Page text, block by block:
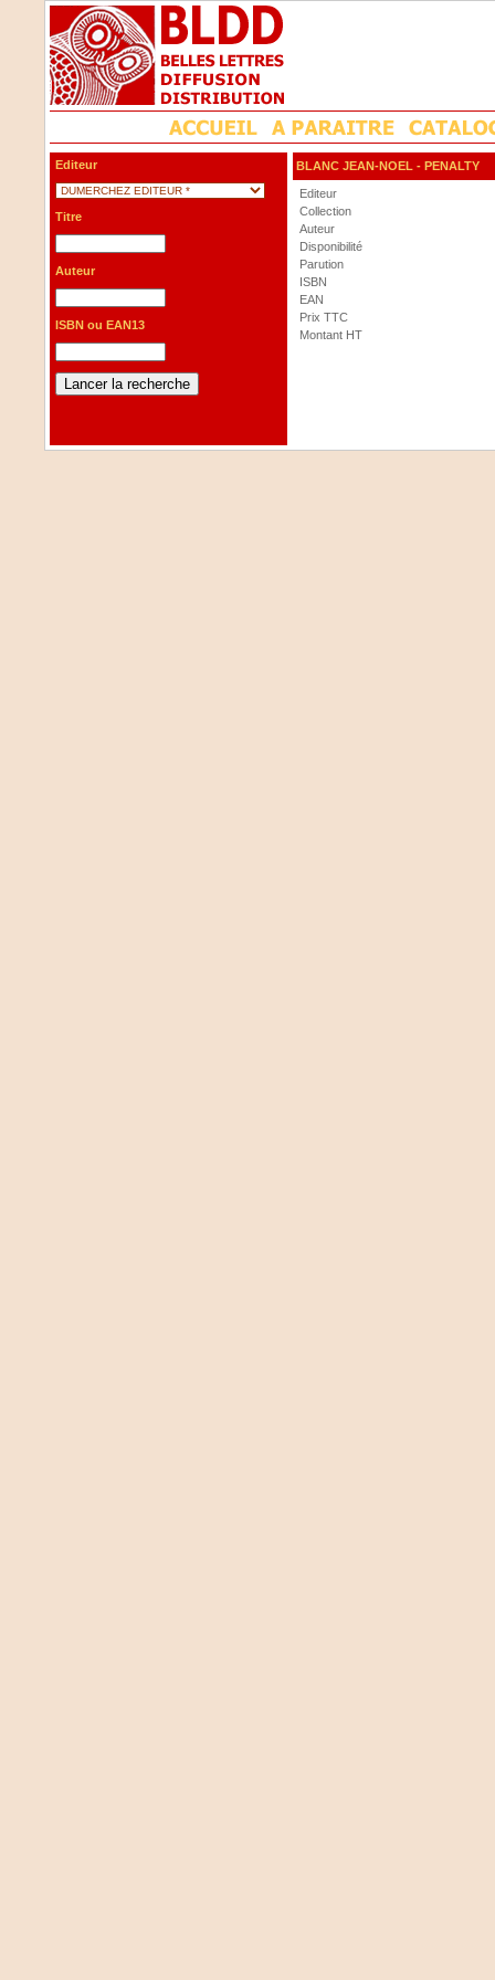
Editeur
Titre
Auteur
ISBN ou EAN13
BLANC JEAN-NOEL - PENALTY
Editeur
Collection
Auteur
Disponibilité
Parution
ISBN
EAN
Prix TTC
Montant HT